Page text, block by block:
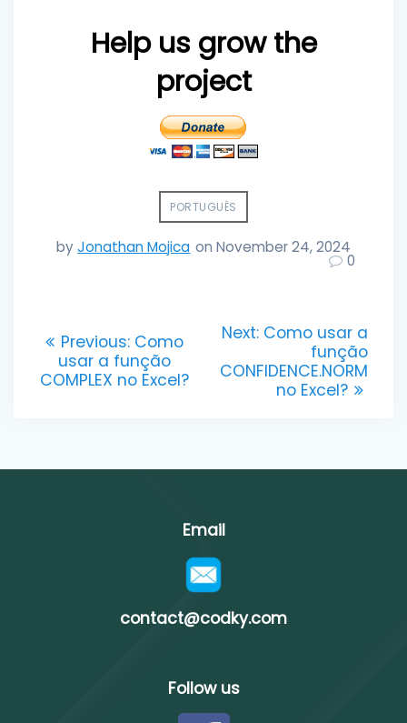
Help us grow the
project
PORTUGUÊS
byJonathan Mojica on November 24, 2024
0
navigation
Previous: Previous
post:
Como
usar a função
COMPLEX no Excel?
Next: Next
Como usar a
função
CONFIDENCE.NORM
no Excel?
Email
contact@codky.com
Follow us